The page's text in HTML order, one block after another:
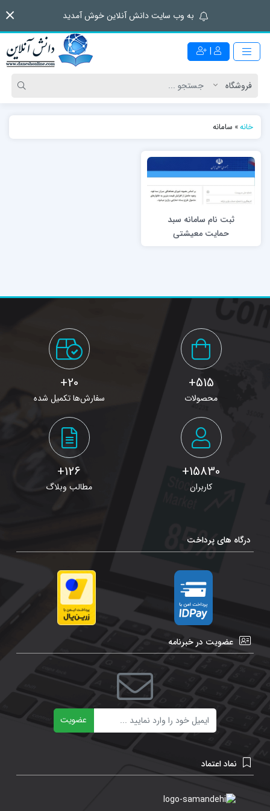
به وب سایت دانش آنلاین خوش آمدید
|
خانه» سامانه
ثبت نام سامانه سبد
حمایت معیشتی
515+
محصولات
20+
سفارش‌ها تکمیل شده
15830+
کاربران
126+
مطالب وبلاگ
درگاه های پرداخت
عضویت در خبرنامه
عضویت
نماد اعتماد